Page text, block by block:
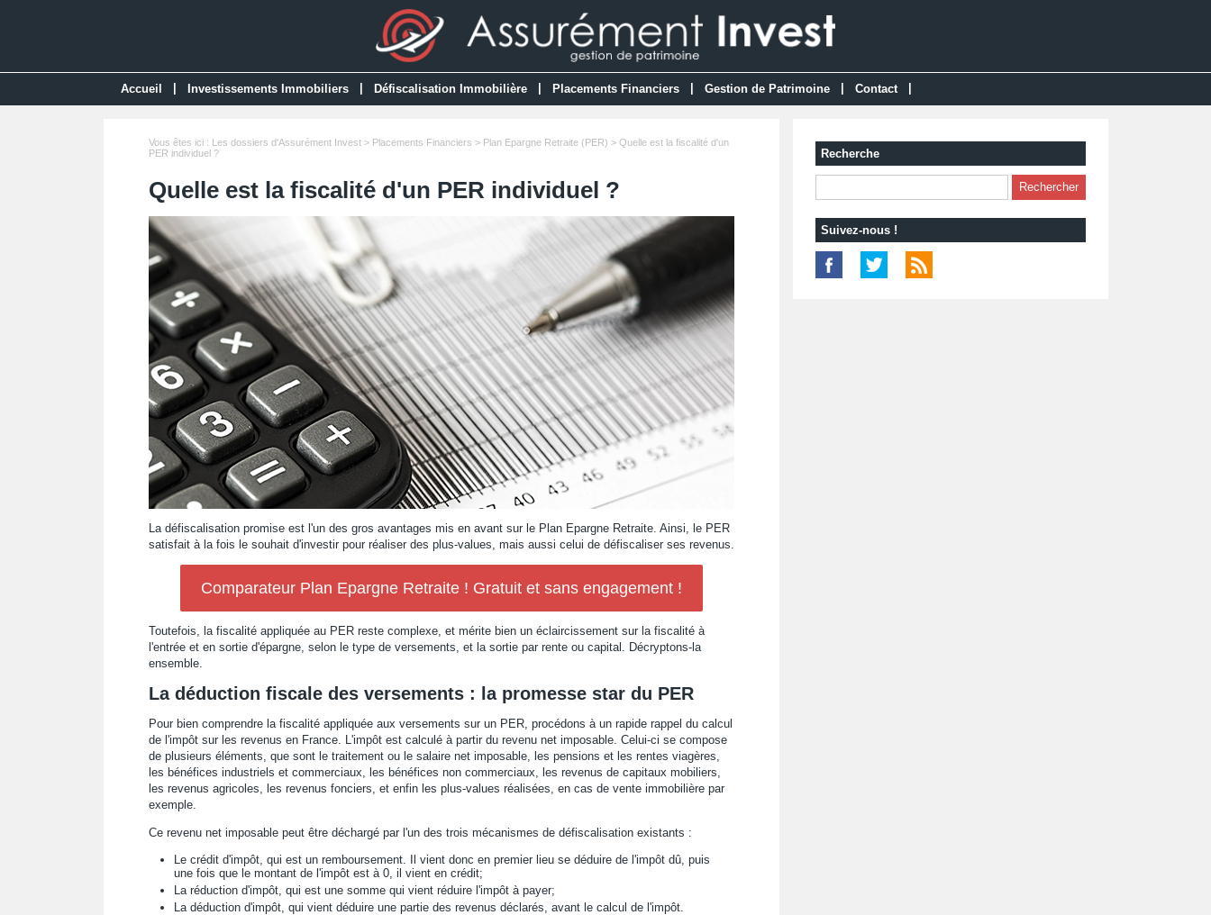
Accueil Investissements Immobiliers Défiscalisation Immobilière Placements Financiers Gestion de Patrimoine Contact
Vous êtes ici : Les dossiers d'Assurément Invest> Placements Financiers > Plan Epargne Retraite (PER) > Quelle est la fiscalité d'un
PER individuel ?
Quelle est la fiscalité d'un PER individuel ?
La défiscalisation promise est l'un des gros avantages mis en avant sur le Plan Epargne Retraite. Ainsi, le PER
satisfait à la fois le souhait d'investir pour réaliser des plus-values, mais aussi celui de défiscaliser ses revenus.
Comparateur Plan Epargne Retraite ! Gratuit et sans engagement !
Toutefois, la fiscalité appliquée au PER reste complexe, et mérite bien un éclaircissement sur la fiscalité à
l'entrée et en sortie d'épargne, selon le type de versements, et la sortie par rente ou capital. Décryptons-la
ensemble.
La déduction fiscale des versements : la promesse star du PER
Pour bien comprendre la fiscalité appliquée aux versements sur un PER, procédons à un rapide rappel du calcul
de l'impôt sur les revenus en France. L'impôt est calculé à partir du revenu net imposable. Celui-ci se compose
de plusieurs éléments, que sont le traitement ou le salaire net imposable, les pensions et les rentes viagères,
les bénéfices industriels et commerciaux, les bénéfices non commerciaux, les revenus de capitaux mobiliers,
les revenus agricoles, les revenus fonciers, et enfin les plus-values réalisées, en cas de vente immobilière par
exemple.
Ce revenu net imposable peut être déchargé par l'un des trois mécanismes de défiscalisation existants :
Le crédit d'impôt, qui est un remboursement. Il vient donc en premier lieu se déduire de l'impôt dû, puis
une fois que le montant de l'impôt est à 0, il vient en crédit;
La réduction d'impôt, qui est une somme qui vient réduire l'impôt à payer;
La déduction d'impôt, qui vient déduire une partie des revenus déclarés, avant le calcul de l'impôt.
Recherche
Suivez-nous !